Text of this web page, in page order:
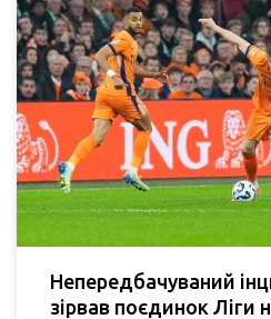
Непередбачуваний
зірвав поєдинок Ліги